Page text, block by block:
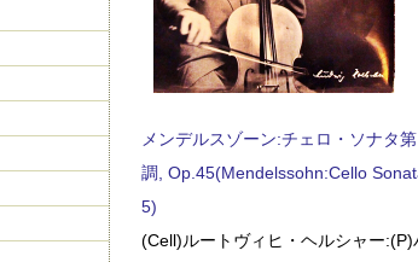
メンデルスゾーン:チェロ・ソナタ
調, Op.45(Mendelssohn:Cello
5)
(Cell)ルートヴィヒ・ヘルシャー